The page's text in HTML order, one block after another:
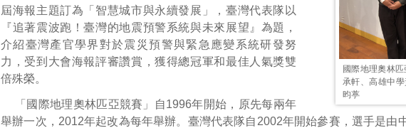
國際地理奧林
承軒、高雄中
昀葶
屆海報主題訂為「智慧城市與永續發展」，臺灣代表隊以
『追著震波跑！臺灣的地震預警系統與未來展望』為題，
介紹臺灣產官學界對於震災預警與緊急應變系統研發努
力，受到大會海報評審讚賞，獲得總冠軍和最佳人氣獎雙
倍殊榮。
「國際地理奧林匹亞競賽」自1996年開始，原先每兩年
舉辦一次，2012年起改為每年舉辦。臺灣代表隊自2002年開始參賽，選手是由